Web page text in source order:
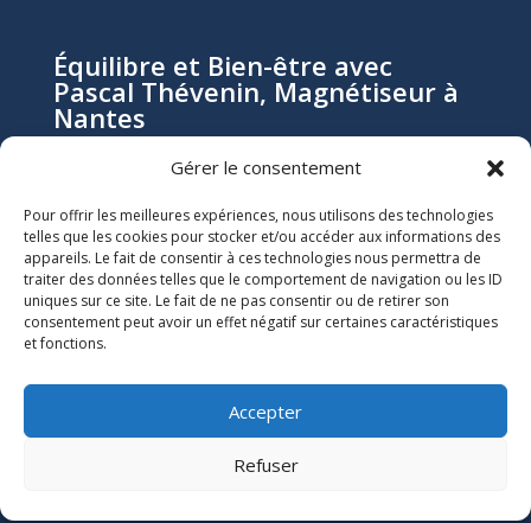
Gérer le consentement
Pour offrir les meilleures expériences, nous utilisons des technologies
telles que les cookies pour stocker et/ou accéder aux informations des
appareils. Le fait de consentir à ces technologies nous permettra de
traiter des données telles que le comportement de navigation ou les ID
uniques sur ce site. Le fait de ne pas consentir ou de retirer son
consentement peut avoir un effet négatif sur certaines caractéristiques
et fonctions.
Accepter
Refuser
Équilibre et Bien-être avec
Pascal Thévenin, Magnétiseur à
Nantes
Nantes, vous accompagne vers un mieux-être durable
grâce aux soins énergétiques. Que vous souffriez de
douleurs chroniques, de stress, ou de blocages
émotionnels, ses soins naturels et holistiques sont
conçus pour harmoniser votre énergie et restaurer
votre équilibre.
Informations Légales